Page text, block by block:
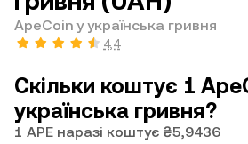
ApeCoin у українська гривня
4,4
Скільки коштує 1
українська гривня?
1 APE наразі коштує ₴5,9436